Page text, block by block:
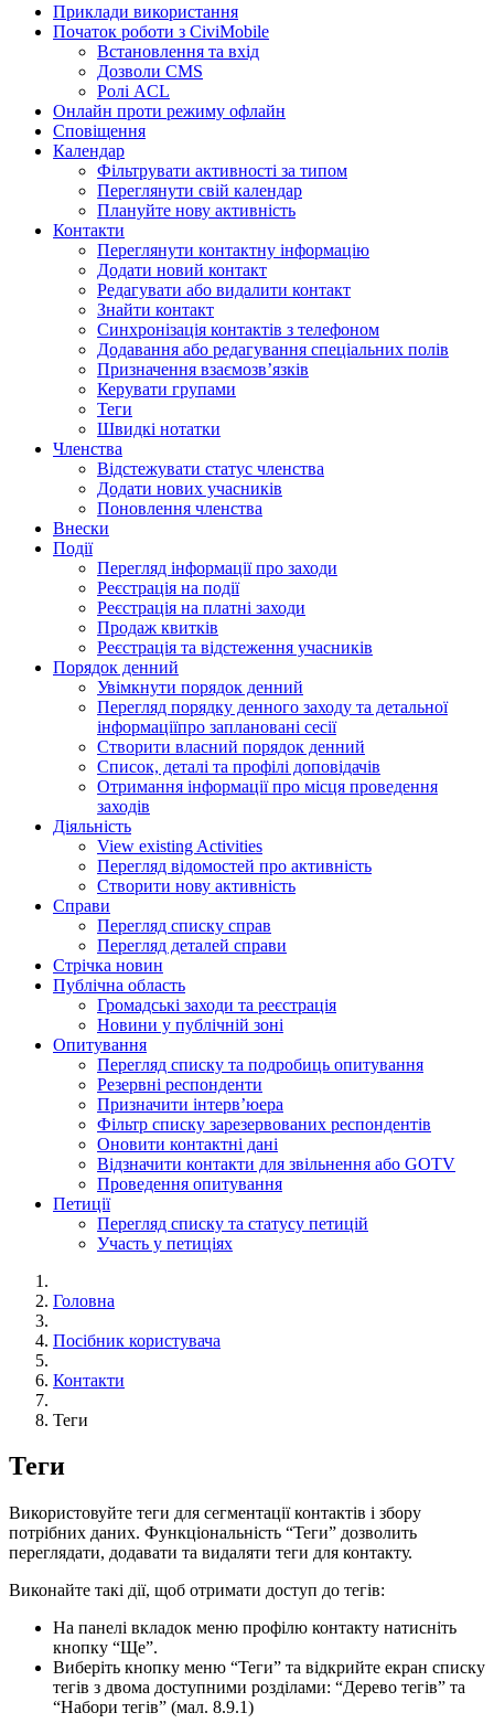
Приклади використання
Початок роботи з CiviMobile
Встановлення та вхід
Дозволи CMS
Ролі ACL
Онлайн проти режиму офлайн
Сповіщення
Календар
Фільтрувати активності за типом
Переглянути свій календар
Плануйте нову активність
Контакти
Переглянути контактну інформацію
Додати новий контакт
Редагувати або видалити контакт
Знайти контакт
Синхронізація контактів з телефоном
Додавання або редагування спеціальних полів
Призначення взаємозв’язків
Керувати групами
Теги
Швидкі нотатки
Членства
Відстежувати статус членства
Додати нових учасників
Поновлення членства
Внески
Події
Перегляд інформації про заходи
Реєстрація на події
Реєстрація на платні заходи
Продаж квитків
Реєстрація та відстеження учасників
Порядок денний
Увімкнути порядок денний
Перегляд порядку денного заходу та детальної
інформаціїпро заплановані сесії
Створити власний порядок денний
Список, деталі та профілі доповідачів
Отримання інформації про місця проведення
заходів
Діяльність
View existing Activities
Перегляд відомостей про активність
Створити нову активність
Справи
Перегляд списку справ
Перегляд деталей справи
Стрічка новин
Публічна область
Громадські заходи та реєстрація
Новини у публічній зоні
Опитування
Перегляд списку та подробиць опитування
Резервні респонденти
Призначити інтерв’юера
Фільтр cписку зарезервованих респондентів
Оновити контактні дані
Відзначити контакти для звільнення або GOTV
Проведення опитування
Петиції
Перегляд списку та статусу петицій
Участь у петиціях
Головна
Посібник користувача
Контакти
Теги
Теги
Використовуйте теги для сегментації контактів і збору
потрібних даних. Функціональність “Теги” дозволить
переглядати, додавати та видаляти теги для контакту.
Виконайте такі дії, щоб отримати доступ до тегів:
На панелі вкладок меню профілю контакту натисніть
кнопку “Ще”.
Виберіть кнопку меню “Теги” та відкрийте екран списку
тегів з двома доступними розділами: “Дерево тегів” та
“Набори тегів” (мал. 8.9.1)